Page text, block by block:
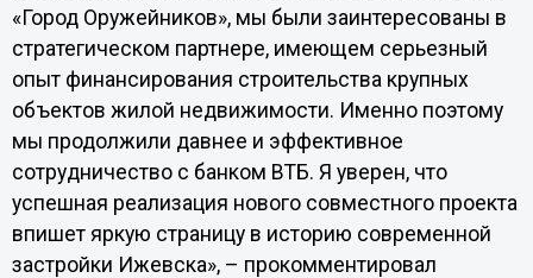
«Город Оружейников», мы были заинтересованы в
стратегическом партнере, имеющем серьезный
опыт финансирования строительства крупных
объектов жилой недвижимости. Именно поэтому
мы продолжили давнее и эффективное
сотрудничество с банком ВТБ. Я уверен, что
успешная реализация нового совместного проекта
впишет яркую страницу в историю современной
застройки Ижевска», – прокомментировал